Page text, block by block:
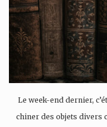
Le week-end dernier,
chiner des objets divers